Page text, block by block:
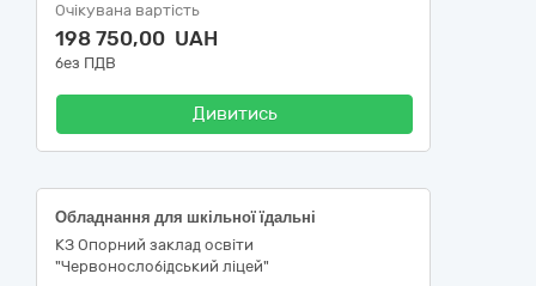
Очікувана вартість
198 750,00 UAH
без ПДВ
Дивитись
Обладнання для шкільної їдальні
КЗ Опорний заклад освіти
"Червонослобідський ліцей"